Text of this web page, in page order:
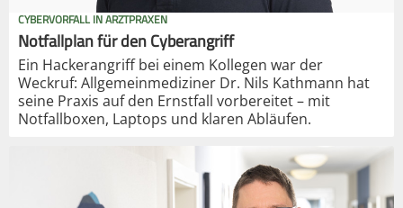
CYBERVORFALL IN ARZTPRAXEN
Notfallplan für den Cyberangriff
Ein Hackerangriff bei einem Kollegen war der
Weckruf: Allgemeinmediziner Dr. Nils Kathmann hat
seine Praxis auf den Ernstfall vorbereitet – mit
Notfallboxen, Laptops und klaren Abläufen.